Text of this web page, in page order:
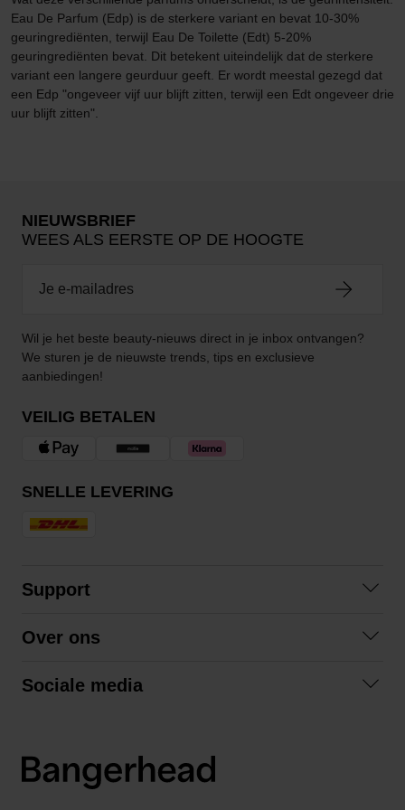
Eau De Parfum (Edp) is de sterkere variant en bevat 10-30%
geuringrediënten, terwijl Eau De Toilette (Edt) 5-20%
geuringrediënten bevat. Dit betekent uiteindelijk dat de sterkere
variant een langere geurduur geeft. Er wordt meestal gezegd dat
een Edp "ongeveer vijf uur blijft zitten, terwijl een Edt ongeveer drie
uur blijft zitten".
NIEUWSBRIEF
WEES ALS EERSTE OP DE HOOGTE
Wil je het beste beauty-nieuws direct in je inbox ontvangen?
We sturen je de nieuwste trends, tips en exclusieve
aanbiedingen!
VEILIG BETALEN
SNELLE LEVERING
Support
Algemene voorwaarden
Over ons
Sociale media
LinkedIn